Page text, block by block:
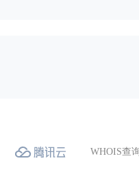
WHOIS查